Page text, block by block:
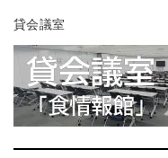
貸会議室